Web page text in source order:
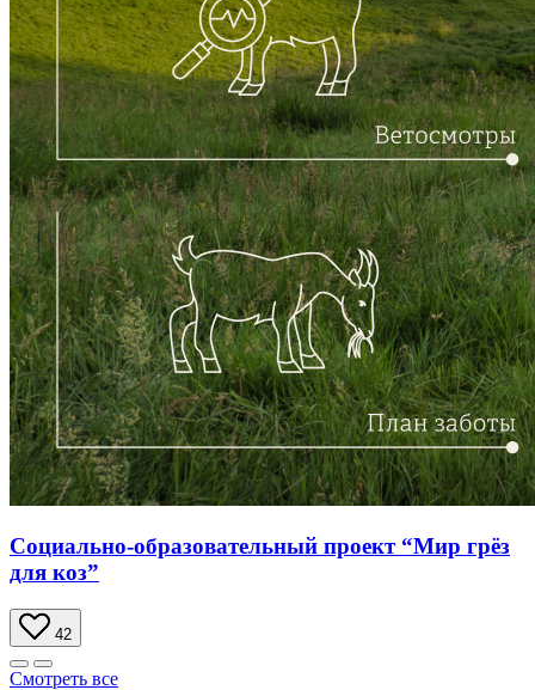
Социально-образовательный проект “Мир грёз
для коз”
42
Смотреть все